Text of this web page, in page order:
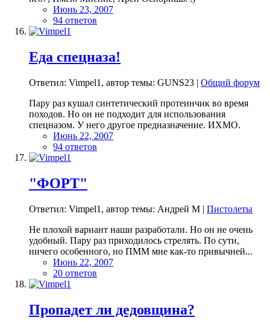
Июнь 23, 2007
94 ответов
Еда спецназа!
Ответил: Vimpel1, автор темы: GUNS23 | Общий форум
Пару раз кушал синтетический протеинчик во время
походов. Но он не подходит для использования
спецназом. У него другое предназначение. ИХМО.
Июнь 22, 2007
94 ответов
"ФОРТ"
Ответил: Vimpel1, автор темы: Андрей М | Пистолеты
Не плохой вариант наши разработали. Но он не очень
удобный. Пару раз приходилось стрелять. По сути,
ничего особенного, но ПММ мне как-то привычней...
Июнь 22, 2007
20 ответов
Пропадет ли дедовщина?